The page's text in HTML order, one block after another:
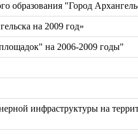
образования "Город
на 2009 год»
на 2006-2009 годы"
инфраструктуры на